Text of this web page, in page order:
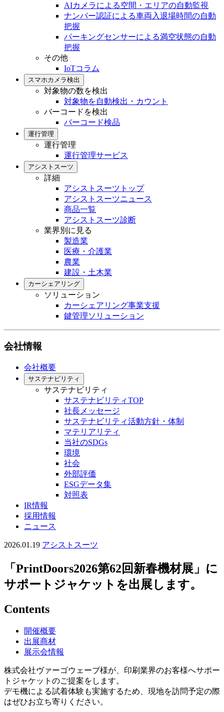
AIカメラによる空間・エリアの自動監視
ナンバー認証による車両入退場時間の自動
把握
パーキングセンサーによる満空状態の自動
把握
その他
IoTコラム
スマホカメラ検出
対象物の数を検出
対象物を自動検出・カウント
バーコードを検出
バーコード検品
運行管理
運行管理
運行管理サービス
アシストスーツ
詳細
アシストスーツトップ
アシストスーツニュース
商品一覧
アシストスーツ診断
業界別に見る
製造業
医療・介護業
農業
建設・土木業
カーシェアリング
ソリューション
カーシェアリング事業支援
鍵管理ソリューション
会社情報
会社概要
サステナビリティ
サステナビリティ
サステナビリティTOP
社長メッセージ
サステナビリティ活動方針・体制
マテリアリティ
当社のSDGs
環境
社会
外部評価
ESGデータ集
対照表
IR情報
採用情報
ニュース
2026.01.19 アシストスーツ
「PrintDoors2026第62回新春機材展」に
サポートジャケットを出展します。
Contents
開催概要
出展商材
展示会情報
株式会社ヴァーゴウェーブ様が、印刷業界のお客様へサポー
トジャケットのご提案をします。
デモ機による試着体験も実施するため、現地を訪問予定の際
はぜひお立ち寄りください。